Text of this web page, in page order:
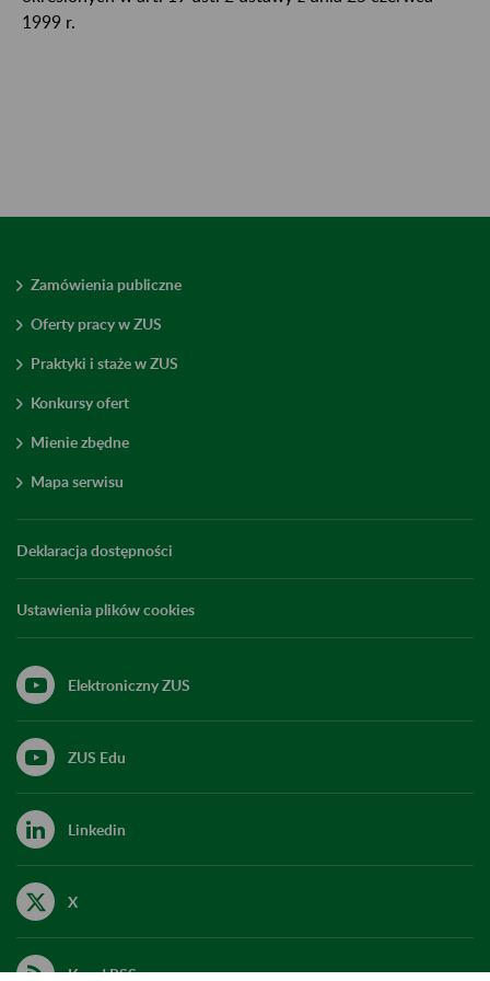
1999 r.
Zamówienia publiczne
Oferty pracy w ZUS
Praktyki i staże w ZUS
Konkursy ofert
Mienie zbędne
Mapa serwisu
Deklaracja dostępności
Ustawienia plików cookies
Elektroniczny ZUS
ZUS Edu
Linkedin
X
Kanał RSS